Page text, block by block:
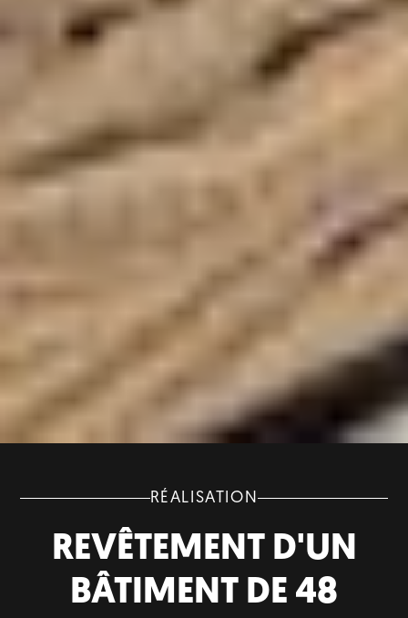
RÉALISATION
REVÊTEMENT D'UN
BÂTIMENT DE 48